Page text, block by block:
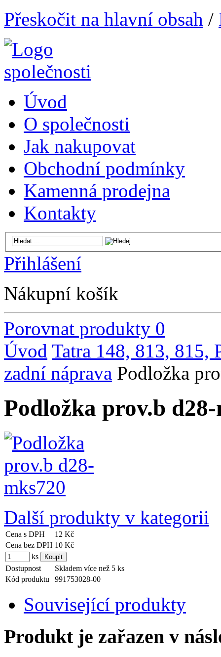
Přeskočit na hlavní obsah /
Úvod
O společnosti
Jak nakupovat
Obchodní podmínky
Kamenná prodejna
Kontakty
Přihlášení
Nákupní košík
Porovnat produkty 0
Úvod Tatra 148, 813, 815,
zadní náprava Podložka
Podložka prov.b
Další produkty v kategorii
Cena s DPH
12 Kč
Cena bez DPH 10 Kč
ks
Dostupnost
Skladem více než 5 ks
Kód produktu
991753028-00
Související produkty
Produkt je zařazen v